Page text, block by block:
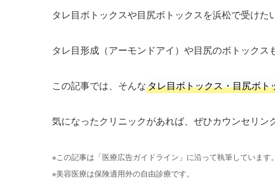
タレ目ボトックスや目尻ボトックスを浜松で受け
タレ目形成（アーモンドアイ）や目尻のボトックス
この記事では、そんなタレ目ボトックス・目尻ボ
気になったクリニックがあれば、ぜひカウンセリン
※この記事は「医療広告ガイドライン」に沿って執筆しています。
※美容医療は保険適用外の自由診療です。